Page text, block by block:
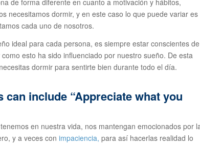
de forma diferente en cuanto a motivación y hábitos,
necesitamos dormir, y en este caso lo que puede variar es
cada uno de nosotros.
ideal para cada persona, es siempre estar conscientes de
esto ha sido influenciado por nuestro sueño. De esta
dormir para sentirte bien durante todo el día.
include “Appreciate what you
en nuestra vida, nos mantengan emocionados por
y a veces con impaciencia, para así hacerlas realidad lo